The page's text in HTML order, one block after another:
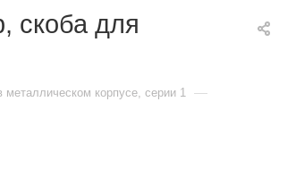
скоба для
металлическом корпусе, серии 1 —